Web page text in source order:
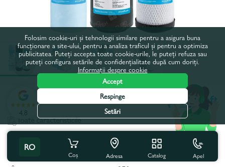
Codul produsului:
Toate caracteristicile
Specificațiile produsului
RO
Coș Adresa Catalog Apel
4.8
Folosim cookie-uri și tehnologii similare pentru a asigura buna
funcționare a site-ului, pentru a analiza traficul și pentru a optimiza
publicitatea. Puteți accepta toate cookie-urile, le puteți refuza sau
puteți configura setările de confidențialitate după cum doriți.
Informații despre cookie
Accept
Respinge
Setări